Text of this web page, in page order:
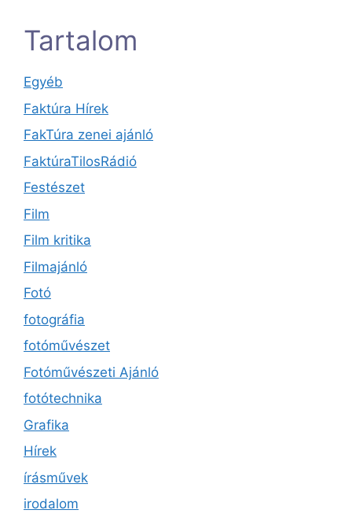
Tartalom
Egyéb
Faktúra Hírek
FakTúra zenei ajánló
FaktúraTilosRádió
Festészet
Film
Film kritika
Filmajánló
Fotó
fotográfia
fotóművészet
Fotóművészeti Ajánló
fotótechnika
Grafika
Hírek
írásművek
irodalom